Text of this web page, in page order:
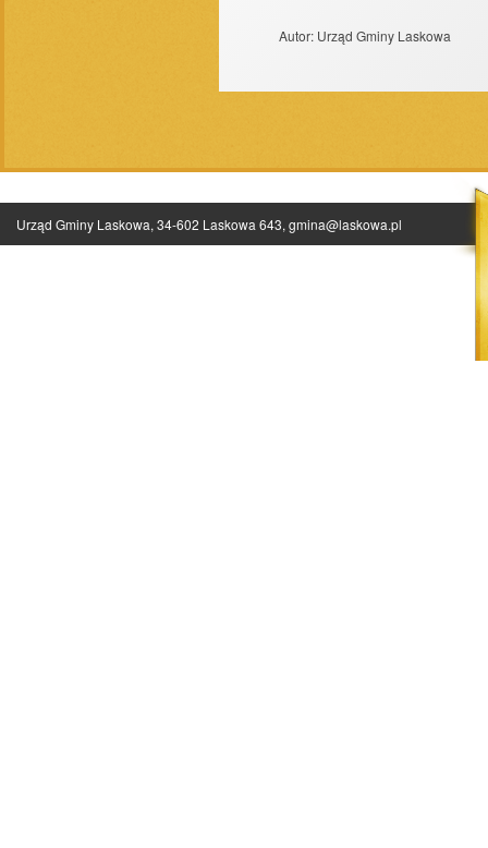
Autor: Urząd Gminy Laskowa
Urząd Gminy Laskowa, 34-602 Laskowa 643, gmina@laskowa.pl